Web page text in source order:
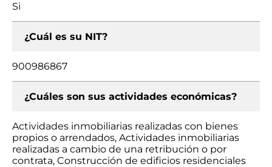
Si
¿Cuál es su NIT?
900986867
¿Cuáles son sus actividades económicas?
Actividades inmobiliarias realizadas con bienes
propios o arrendados, Actividades inmobiliarias
realizadas a cambio de una retribución o por
contrata, Construcción de edificios residenciales